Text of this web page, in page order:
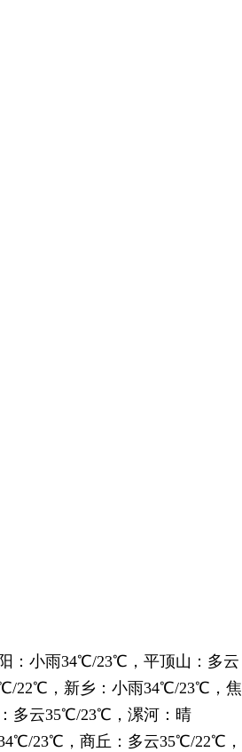
：小雨34℃/23℃，平顶山：多云
22℃，新乡：小雨34℃/23℃，焦
多云35℃/23℃，漯河：晴
23℃，商丘：多云35℃/22℃，